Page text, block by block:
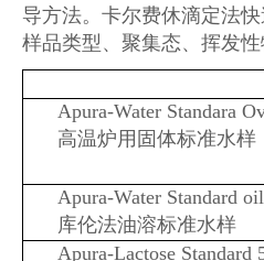
导方法。卡尔费休滴定法
样品类型、聚集态、挥发性
Apura-Water Standara
高温炉用固体标准水样
Apura-Water Standard
库伦法油溶标准水样
Apura-Lactose Standard